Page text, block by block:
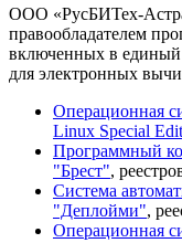
ООО «РусБИТех-
правообладателем
включенных в единый
для электронных
Операционная
Linux Special
Программный
"Брест",
Система
"Деплойми",
Операционная